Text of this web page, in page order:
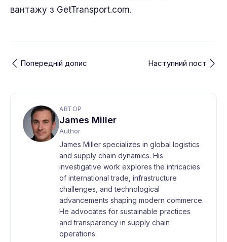
вантажу з GetTransport.com.
Попередній допис Наступний пост
АВТОР
James Miller
Author
James Miller specializes in global logistics
and supply chain dynamics. His
investigative work explores the intricacies
of international trade, infrastructure
challenges, and technological
advancements shaping modern commerce.
He advocates for sustainable practices
and transparency in supply chain
operations.